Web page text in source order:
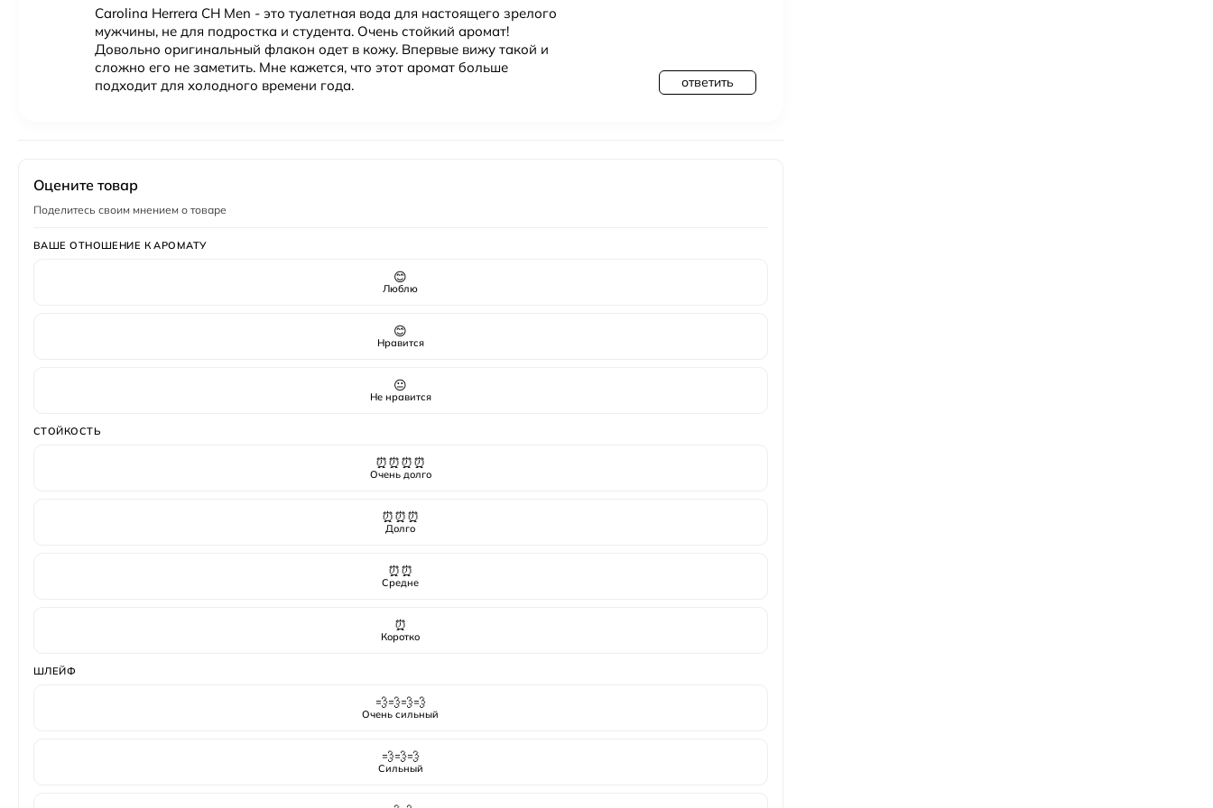
Мужской
Carolina Herrera CH Men - это туалетная вода для настоящего зрелого
мужчины, не для подростка и студента. Очень стойкий аромат!
Довольно оригинальный флакон одет в кожу. Впервые вижу такой и
сложно его не заметить. Мне кажется, что этот аромат больше
подходит для холодного времени года.
ответить
Оцените товар
Поделитесь своим мнением о товаре
ВАШЕ ОТНОШЕНИЕ К АРОМАТУ
😊
Люблю
😊
Нравится
😐
Не нравится
СТОЙКОСТЬ
⏰⏰⏰⏰
Очень долго
⏰⏰⏰
Долго
⏰⏰
Средне
⏰
Коротко
ШЛЕЙФ
💨💨💨💨
Очень сильный
💨💨💨
Сильный